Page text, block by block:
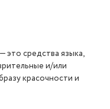
средства языка,
и/или
красочности и